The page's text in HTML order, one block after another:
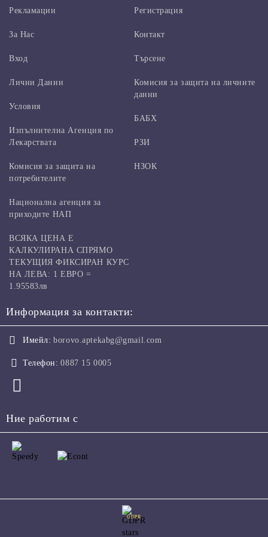
Рекламации
За Нас
Вход
Регистрация
Контакт
Търсене
Лични Данни
Условия
Изпълнителна Агенция по
Лекарствата
Комисия за защита на
потребителите
Комисия за защита на личните
данни
БАБХ
РЗИ
НЗОК
Национална агенция за
приходите НАП
ВСЯКА ЦЕНА Е
КАЛКУЛИРАНА СПРЯМО
ТЕКУЩИЯ ФИКСИРАН КУРС
НА ЛЕВА: 1 ЕВРО =
1.95583лв
Информация за контакти:
Имейл: borovo.aptekabg@gmail.com
Телефон: 0887 15 0005
Ние работим с
GDPR